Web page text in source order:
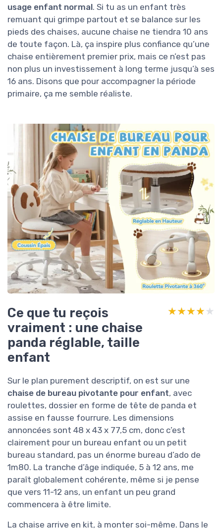
usage enfant normal. Si tu as un enfant très
remuant qui grimpe partout et se balance sur les
pieds des chaises, aucune chaise ne tiendra 10 ans
de toute façon. Là, ça inspire plus confiance qu’une
chaise entièrement premier prix, mais ce n’est pas
non plus un investissement à long terme jusqu’à ses
16 ans. Disons que pour accompagner la période
primaire, ça me semble réaliste.
Ce que tu reçois
vraiment : une chaise
panda réglable, taille
enfant
★★★★★
★★★★★
Sur le plan purement descriptif, on est sur une
chaise de bureau pivotante pour enfant, avec
roulettes, dossier en forme de tête de panda et
assise en fausse fourrure. Les dimensions
annoncées sont 48 x 43 x 77,5 cm, donc c’est
clairement pour un bureau enfant ou un petit
bureau standard, pas un énorme bureau d’ado de
1m80. La tranche d’âge indiquée, 5 à 12 ans, me
paraît globalement cohérente, même si je pense
que vers 11-12 ans, un enfant un peu grand
commencera à être limite.
La chaise arrive en kit, à monter soi-même. Dans le